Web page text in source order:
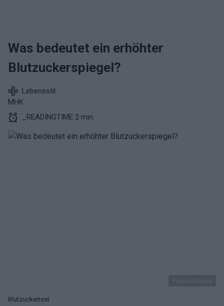
Was bedeutet ein erhöhter
Blutzuckerspiegel?
Lebensstil
MHK
_READINGTIME 2 min.
Blutzuckertest